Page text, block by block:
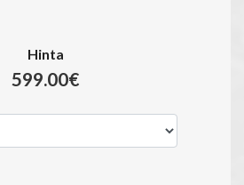
Hinta
599.00€